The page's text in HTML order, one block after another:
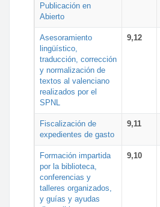
Publicación en
Abierto
Asesoramiento
lingüístico,
traducción, corrección
y normalización de
textos al valenciano
realizados por el
SPNL
9,12
Fiscalización de
expedientes de gasto
9,11
Formación impartida
por la biblioteca,
conferencias y
talleres organizados,
y guías y ayudas
9,10